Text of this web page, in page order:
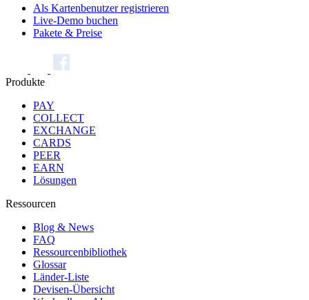
Als Kartenbenutzer registrieren
Live-Demo buchen
Pakete & Preise
Produkte
PAY
COLLECT
EXCHANGE
CARDS
PEER
EARN
Lösungen
Ressourcen
Blog & News
FAQ
Ressourcenbibliothek
Glossar
Länder-Liste
Devisen-Übersicht